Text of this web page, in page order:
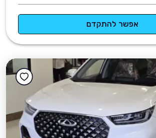
אפשר להתקדם